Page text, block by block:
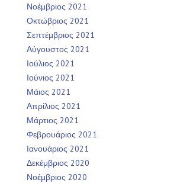
Νοέμβριος 2021
Οκτώβριος 2021
Σεπτέμβριος 2021
Αύγουστος 2021
Ιούλιος 2021
Ιούνιος 2021
Μάιος 2021
Απρίλιος 2021
Μάρτιος 2021
Φεβρουάριος 2021
Ιανουάριος 2021
Δεκέμβριος 2020
Νοέμβριος 2020